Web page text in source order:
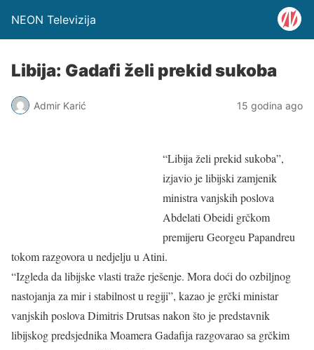
NEON Televizija
Libija: Gadafi želi prekid sukoba
Admir Karić 15 godina ago
“Libija želi prekid sukoba”,
izjavio je libijski zamjenik
ministra vanjskih poslova
Abdelati Obeidi grčkom
premijeru Georgeu Papandreu
tokom razgovora u nedjelju u Atini.
“Izgleda da libijske vlasti traže rješenje. Mora doći do ozbiljnog
nastojanja za mir i stabilnost u regiji”, kazao je grčki ministar
vanjskih poslova Dimitris Drutsas nakon što je predstavnik
libijskog predsjednika Moamera Gadafija razgovarao sa grčkim